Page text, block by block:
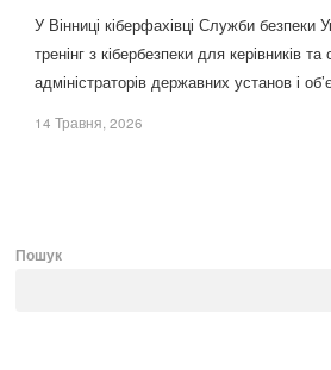
У Вінниці кіберфахівці Служби безпеки
тренінг з кібербезпеки для керівників
адміністраторів державних установ і
14 Травня, 2026
Пошук